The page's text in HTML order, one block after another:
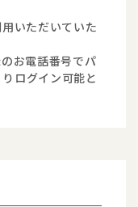
いただいていた
お電話番号でパ
ログイン可能と